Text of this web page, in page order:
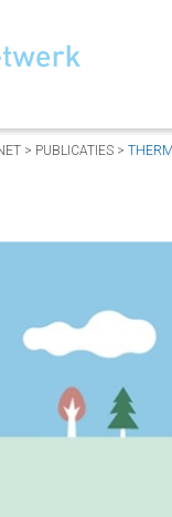
> PUBLICATIES>